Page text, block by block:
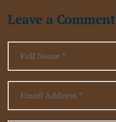
Leave a Comment